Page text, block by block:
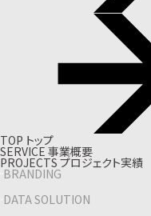
TOP トップ
SERVICE 事業概要
PROJECTS プロジェクト実績
BRANDING
DATA SOLUTION